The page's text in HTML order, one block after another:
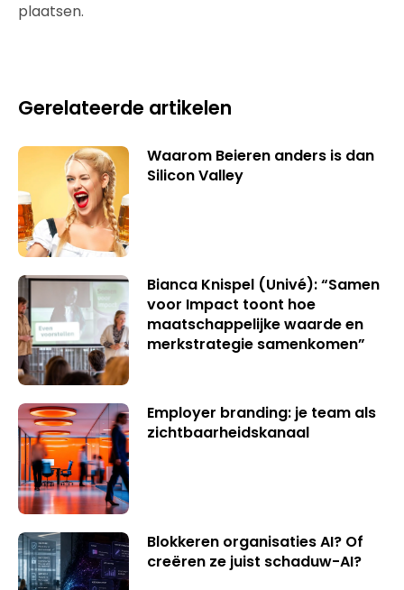
plaatsen.
Gerelateerde artikelen
Waarom Beieren anders is dan
Silicon Valley
Bianca Knispel (Univé): “Samen
voor Impact toont hoe
maatschappelijke waarde en
merkstrategie samenkomen”
Employer branding: je team als
zichtbaarheidskanaal
Blokkeren organisaties AI? Of
creëren ze juist schaduw-AI?